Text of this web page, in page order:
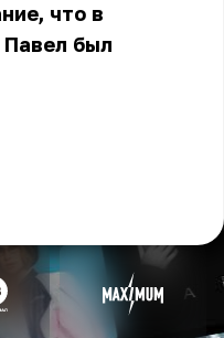
что в
Павел был